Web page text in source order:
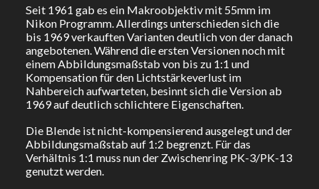
Seit 1961 gab es ein Makroobjektiv mit 55mm im
Nikon Programm. Allerdings unterschieden sich die
bis 1969 verkauften Varianten deutlich von der danach
angebotenen. Während die ersten Versionen noch mit
einem Abbildungsmaßstab von bis zu 1:1 und
Kompensation für den Lichtstärkeverlust im
Nahbereich aufwarteten, besinnt sich die Version ab
1969 auf deutlich schlichtere Eigenschaften.
Die Blende ist nicht-kompensierend ausgelegt und der
Abbildungsmaßstab auf 1:2 begrenzt. Für das
Verhältnis 1:1 muss nun der Zwischenring PK-3/PK-13
genutzt werden.